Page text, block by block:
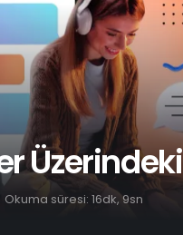
Okuma süresi: 16dk, 9sn